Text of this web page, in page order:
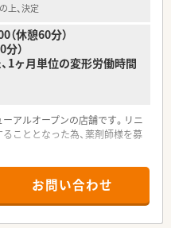
上、決定
（休憩60分）
）
1ヶ月単位の変形労働時間
アルオープンの店舗です。リニ
こととなった為、薬剤師様を募
す。
ざいます。6連休のリフレッシ
時間未満とワークライフバラン
です。
お問い合わせ